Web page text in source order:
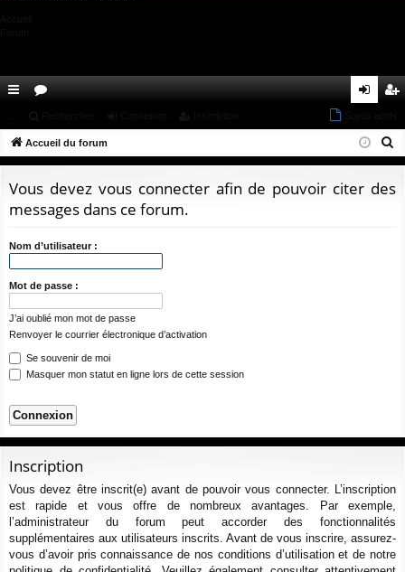
co
ci
u
s
ne
on
cri
on
Accueil du forum
Vous devez vous connecter afin de pouvoir citer des
messages dans ce forum.
Nom d’utilisateur :
Mot de passe :
J’ai oublié mon mot de passe
Renvoyer le courrier électronique d’activation
Se souvenir de moi
Masquer mon statut en ligne lors de cette session
Inscription
Vous devez être inscrit(e) avant de pouvoir vous connecter. L’inscription
est rapide et vous offre de nombreux avantages. Par exemple,
l’administrateur du forum peut accorder des fonctionnalités
supplémentaires aux utilisateurs inscrits. Avant de vous inscrire, assurez-
vous d’avoir pris connaissance de nos conditions d’utilisation et de notre